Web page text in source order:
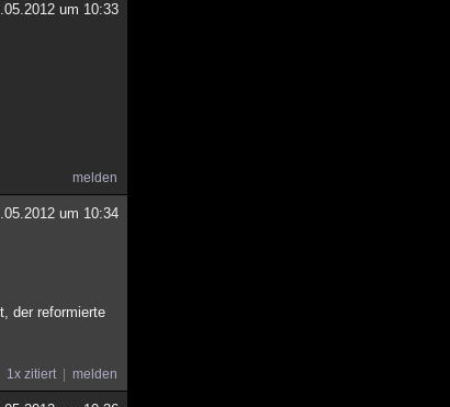
um 10:33
melden
um 10:34
der reformierte
1x zitiert melden